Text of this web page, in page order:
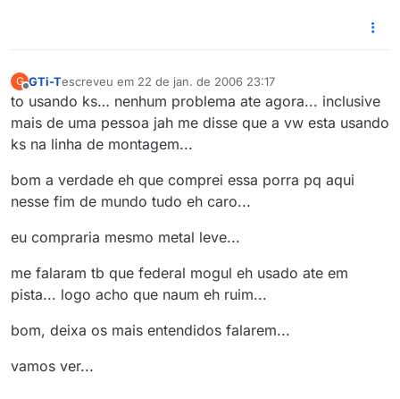
G GTi-Tescreveu em 22 de jan. de 2006 23:17
última edição por
to usando ks… nenhum problema ate agora... inclusive
mais de uma pessoa jah me disse que a vw esta usando
ks na linha de montagem...
bom a verdade eh que comprei essa porra pq aqui
nesse fim de mundo tudo eh caro...
eu compraria mesmo metal leve...
me falaram tb que federal mogul eh usado ate em
pista... logo acho que naum eh ruim...
bom, deixa os mais entendidos falarem...
vamos ver...